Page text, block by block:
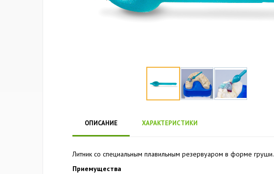
ОПИСАНИЕ ХАРАКТЕРИСТИКИ
Литник со специальным плавильным резервуаром в форме груши.
Приемущества